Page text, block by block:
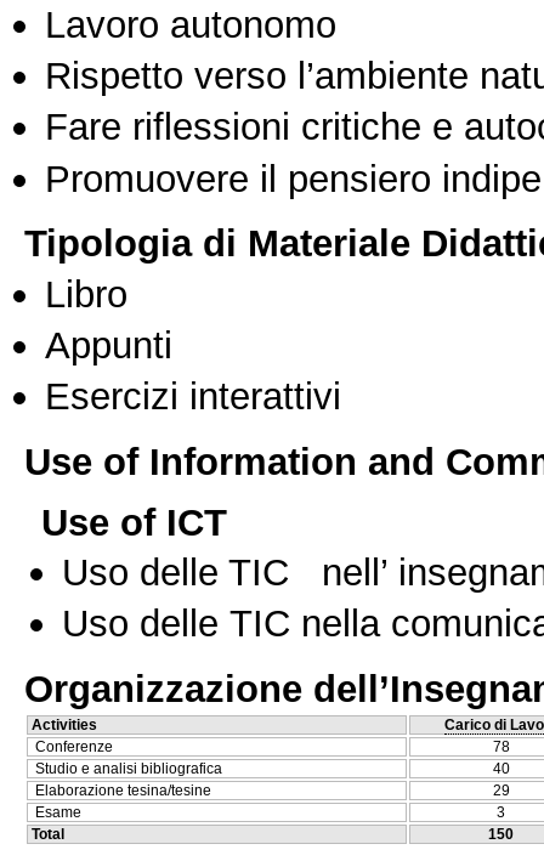
Lavoro autonomo
Rispetto verso l’ambiente
Fare riflessioni critiche e
Promuovere il pensiero
Tipologia di Materiale
Libro
Appunti
Esercizi interattivi
Use of Information and
Use of ICT
Uso delle TIC nell’
Uso delle TIC nella
Organizzazione
Activities
Carico di
Conferenze
78
Studio e analisi bibliografica
40
Elaborazione tesina/tesine
29
Esame
3
Total
150